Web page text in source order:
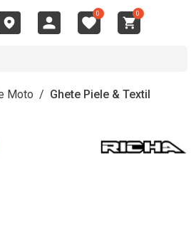
0 0
Moto / Ghete Piele & Textil